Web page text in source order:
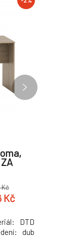
Kč
Kč
DTD
dub